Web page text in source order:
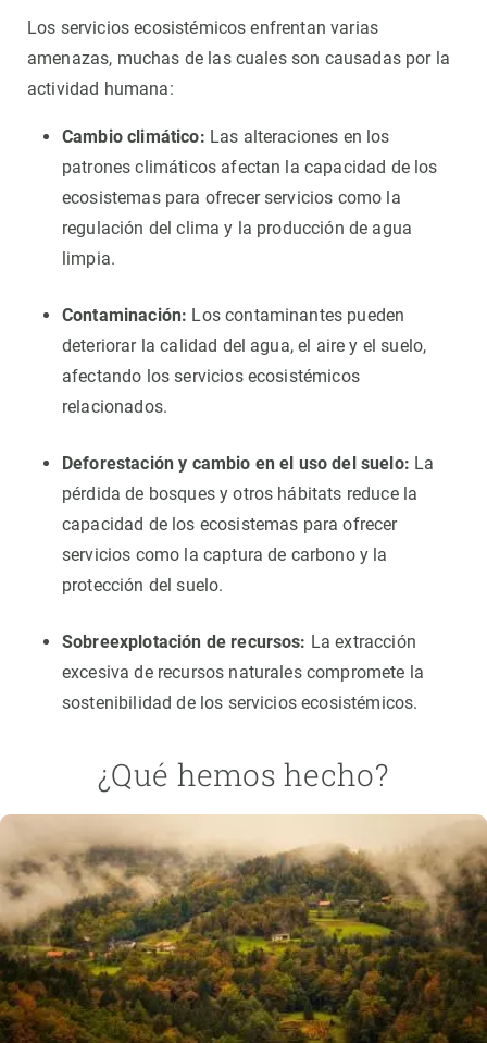
Los servicios ecosistémicos enfrentan varias
amenazas, muchas de las cuales son causadas por la
actividad humana:
Cambio climático: Las alteraciones en los
patrones climáticos afectan la capacidad de los
ecosistemas para ofrecer servicios como la
regulación del clima y la producción de agua
limpia.
Contaminación: Los contaminantes pueden
deteriorar la calidad del agua, el aire y el suelo,
afectando los servicios ecosistémicos
relacionados.
Deforestación y cambio en el uso del suelo: La
pérdida de bosques y otros hábitats reduce la
capacidad de los ecosistemas para ofrecer
servicios como la captura de carbono y la
protección del suelo.
Sobreexplotación de recursos: La extracción
excesiva de recursos naturales compromete la
sostenibilidad de los servicios ecosistémicos.
¿Qué hemos hecho?